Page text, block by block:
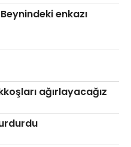
enkazı
ağırlayacağız